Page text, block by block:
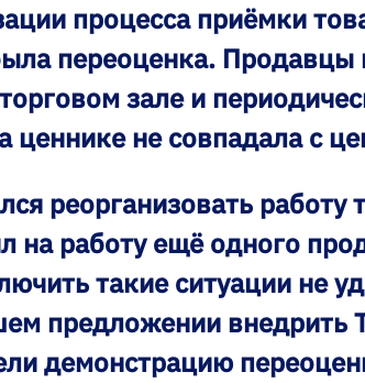
процесса приёмки
переоценка. Продавцы
зале и
ценнике не совпадала с
реорганизовать работу
на работу ещё одного
такие ситуации не
предложении внедрить
демонстрацию